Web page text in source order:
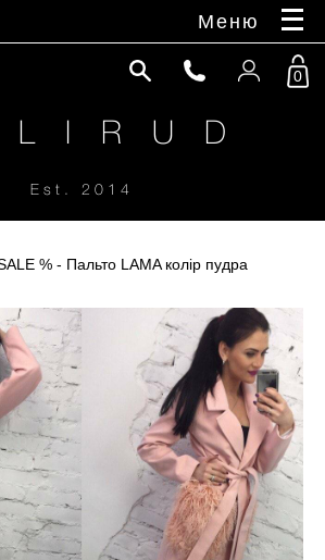
Меню
L I R U D
Est. 2014
0
% - Пальто LAMA колір пудра